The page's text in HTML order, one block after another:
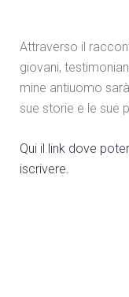
Attraverso il
giovani,
mine antiuomo
sue storie e le sue
Qui il link dove
iscrivere.